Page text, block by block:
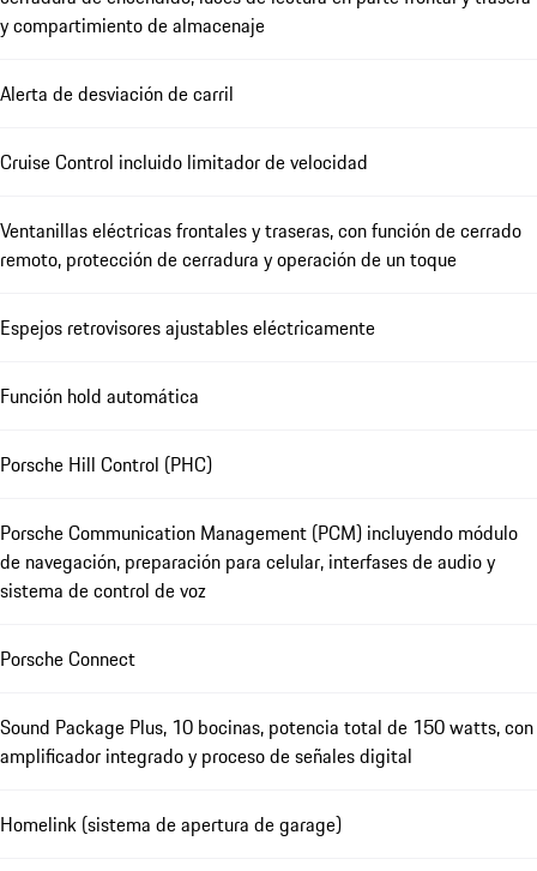
y compartimiento de almacenaje
Alerta de desviación de carril
Cruise Control incluido limitador de velocidad
Ventanillas eléctricas frontales y traseras, con función de cerrado
remoto, protección de cerradura y operación de un toque
Espejos retrovisores ajustables eléctricamente
Función hold automática
Porsche Hill Control (PHC)
Porsche Communication Management (PCM) incluyendo módulo
de navegación, preparación para celular, interfases de audio y
sistema de control de voz
Porsche Connect
Sound Package Plus, 10 bocinas, potencia total de 150 watts, con
amplificador integrado y proceso de señales digital
Homelink (sistema de apertura de garage)